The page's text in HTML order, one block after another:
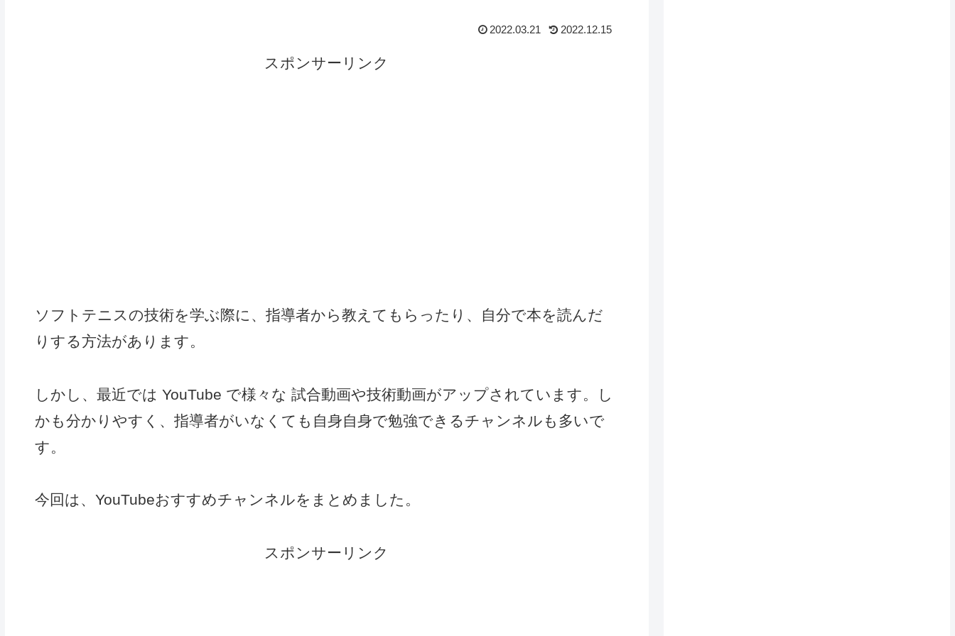
2022.03.21 2022.12.15
スポンサーリンク
ソフトテニスの技術を学ぶ際に、指導者から教えてもらったり、自分で本を読んだ
りする方法があります。
しかし、最近では YouTube で様々な 試合動画や技術動画がアップされています。し
かも分かりやすく、指導者がいなくても自身自身で勉強できるチャンネルも多いで
す。
今回は、YouTubeおすすめチャンネルをまとめました。
スポンサーリンク